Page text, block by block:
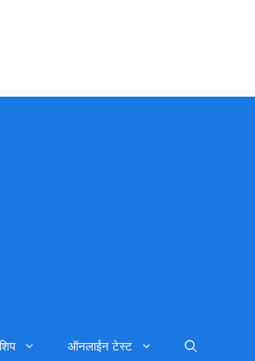
ऑनलाईन टेस्ट